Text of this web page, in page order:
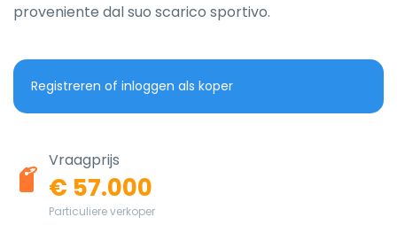
proveniente dal suo scarico sportivo.
Registreren of inloggen als koper
Vraagprijs
€ 57.000
Particuliere verkoper